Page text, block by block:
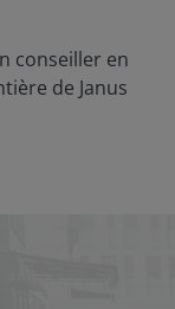
conseiller en
de Janus